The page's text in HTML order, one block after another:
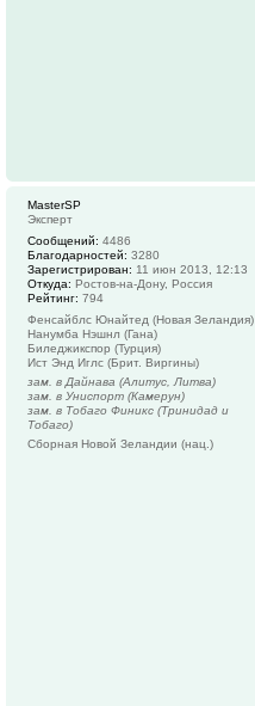
MasterSP
Эксперт
Сообщений: 4486
Благодарностей: 3280
Зарегистрирован: 11 июн 2013, 12:13
Откуда: Ростов-на-Дону, Россия
Рейтинг: 794
Фенсайблс Юнайтед (Новая Зеландия)
Нанумба Нэшнл (Гана)
Биледжикспор (Турция)
Ист Энд Иглс (Брит. Виргины)
зам. в Дайнава (Алитус, Литва)
зам. в Униспорт (Камерун)
зам. в Тобаго Финикс (Тринидад и
Тобаго)
Сборная Новой Зеландии (нац.)